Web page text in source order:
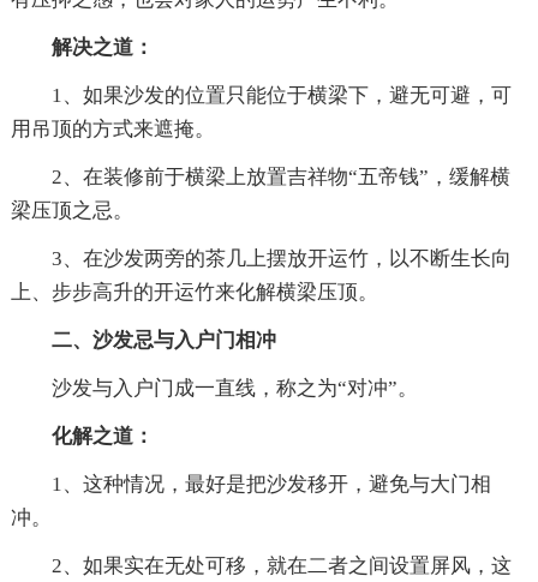
解决之道：
1、如果沙发的位置只能位于横梁下，避无可避，可
用吊顶的方式来遮掩。
2、在装修前于横梁上放置吉祥物“五帝钱”，缓解横
梁压顶之忌。
3、在沙发两旁的茶几上摆放开运竹，以不断生长向
上、步步高升的开运竹来化解横梁压顶。
二、沙发忌与入户门相冲
沙发与入户门成一直线，称之为“对冲”。
化解之道：
1、这种情况，最好是把沙发移开，避免与大门相
冲。
2、如果实在无处可移，就在二者之间设置屏风，这